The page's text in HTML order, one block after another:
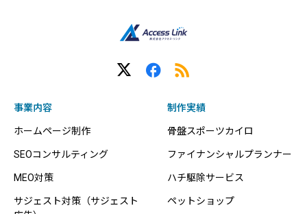
事業内容
ホームページ制作
SEOコンサルティング
MEO対策
サジェスト対策（サジェスト
制作実績
骨盤スポーツカイロ
ファイナンシャルプランナー
ハチ駆除サービス
ペットショップ